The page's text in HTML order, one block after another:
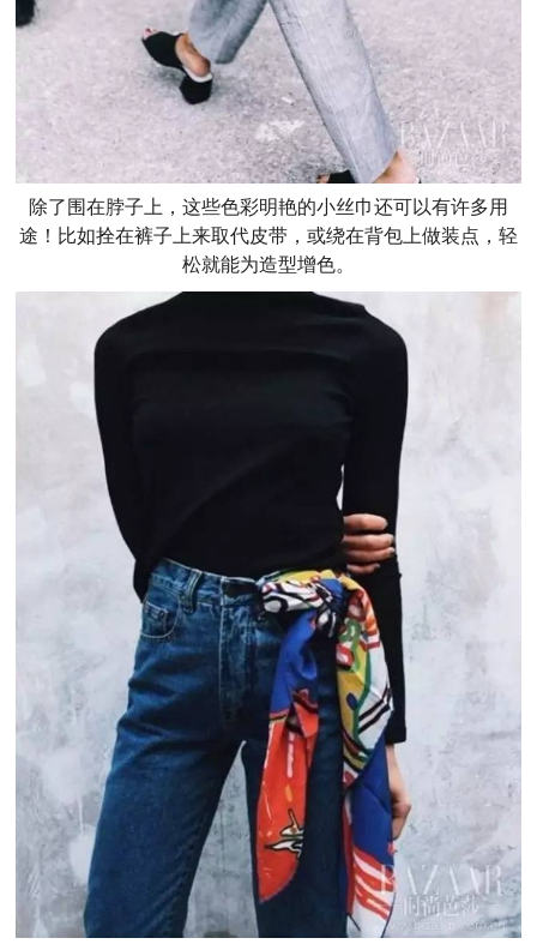
除了围在脖子上，这些色彩明艳的小丝巾还可以有许多用
途！比如拴在裤子上来取代皮带，或绕在背包上做装点，轻
松就能为造型增色。